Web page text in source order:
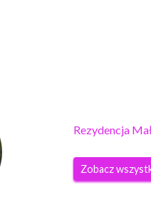
Rezydencja
Zobacz